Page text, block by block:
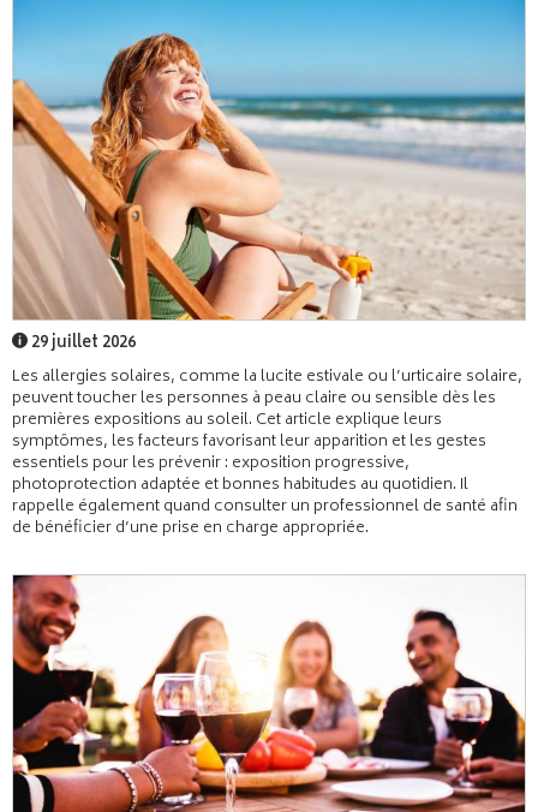
29 juillet 2026
Les allergies solaires, comme la lucite estivale ou l’urticaire solaire,
peuvent toucher les personnes à peau claire ou sensible dès les
premières expositions au soleil. Cet article explique leurs
symptômes, les facteurs favorisant leur apparition et les gestes
essentiels pour les prévenir : exposition progressive,
photoprotection adaptée et bonnes habitudes au quotidien. Il
rappelle également quand consulter un professionnel de santé afin
de bénéficier d’une prise en charge appropriée.